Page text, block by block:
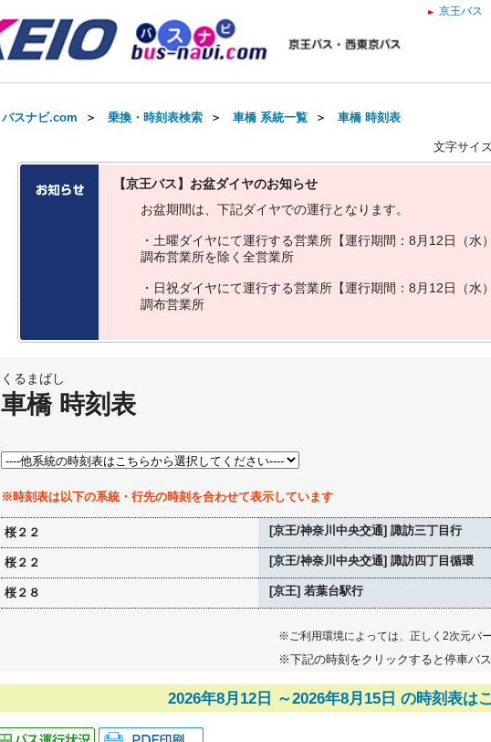
京王バス
バスナビ.com ＞ 乗換・時刻表検索 ＞ 車橋 系統一覧 ＞ 車橋 時刻表
文字サイ
【京王バス】お盆ダイヤのお知らせ
お盆期間は 下記ダイヤでの運行と な り ます。
・ 土曜ダイヤにて運行する営業所 【運行期間 ： 8 月 1 2日 （水）
調布営業所を除 く 全営業所
・ 日祝ダイヤにて運行する営業所 【運行期間 ： 8 月 1 2日 （水）
調布営業所
くるまばし
車橋 時刻表
※時刻表は以下の系統・行先の時刻を合わせて表示しています
桜２２ [京王/神奈川中央交通] 諏訪三丁目行
桜２２ [京王/神奈川中央交通] 諏訪四丁目循環
桜２８ [京王] 若葉台駅行
※ご利用環境によっては、正しく2次元バ
※下記の時刻をクリックすると停車バ
2026年8月12日 ～2026年8月15日 の時刻表は